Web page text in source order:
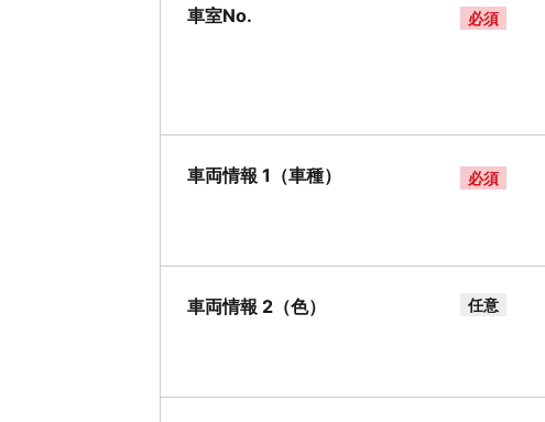
車室No. 必須
車両情報 1（車種） 必須
車両情報 2（色） 任意